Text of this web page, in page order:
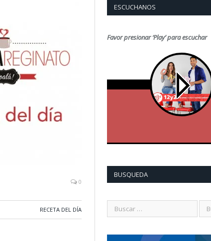
0
RECETA DEL DÍA
ESCUCHANOS
Favor presionar ‘Play’ para escuchar
BUSQUEDA